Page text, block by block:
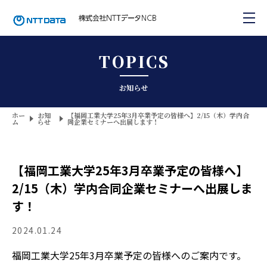
TOPICS
お知らせ
ホー
ム
お知
らせ
【福岡工業大学25年3月卒業予定の皆様へ】2/15（木）学内合
同企業セミナーへ出展します！
【福岡工業大学25年3月卒業予定の皆様へ】
2/15（木）学内合同企業セミナーへ出展しま
す！
2024.01.24
福岡工業大学25年3月卒業予定の皆様へのご案内です。